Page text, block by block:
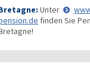
Unter
finden Sie